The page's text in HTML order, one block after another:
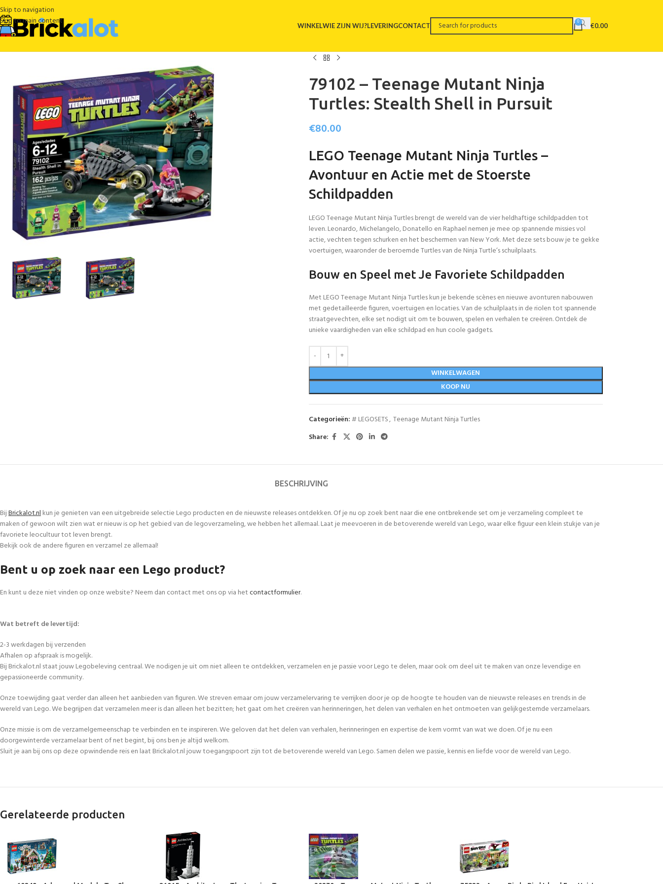
Skip to navigation
Skip to main content
WINKELWIE ZIJN WIJ?LEVERINGCONTACT 0 €0.00
79102 – Teenage Mutant Ninja
Turtles: Stealth Shell in Pursuit
€80.00
LEGO Teenage Mutant Ninja Turtles –
Avontuur en Actie met de Stoerste
Schildpadden
LEGO Teenage Mutant Ninja Turtles brengt de wereld van de vier heldhaftige schildpadden tot
leven. Leonardo, Michelangelo, Donatello en Raphael nemen je mee op spannende missies vol
actie, vechten tegen schurken en het beschermen van New York. Met deze sets bouw je te gekke
voertuigen, waaronder de beroemde Turtles van de Ninja Turtle’s schuilplaats.
Bouw en Speel met Je Favoriete Schildpadden
Met LEGO Teenage Mutant Ninja Turtles kun je bekende scènes en nieuwe avonturen nabouwen
met gedetailleerde figuren, voertuigen en locaties. Van de schuilplaats in de riolen tot spannende
straatgevechten, elke set nodigt uit om te bouwen, spelen en verhalen te creëren. Ontdek de
unieke vaardigheden van elke schildpad en hun coole gadgets.
WINKELWAGEN
KOOP NU
Categorieën:# LEGOSETS, Teenage Mutant Ninja Turtles
Share:
BESCHRIJVING
BijBrickalot.nlkun je genieten van een uitgebreide selectie Lego producten en de nieuwste releases ontdekken. Of je nu op zoek bent naar die ene ontbrekende set om je verzameling compleet te
maken of gewoon wilt zien wat er nieuw is op het gebied van de legoverzameling, we hebben het allemaal. Laat je meevoeren in de betoverende wereld van Lego, waar elke figuur een klein stukje van je
favoriete leocultuur tot leven brengt.
Bekijk ook de andere figuren en verzamel ze allemaal!
Bent u op zoek naar een Lego product?
En kunt u deze niet vinden op onze website? Neem dan contact met ons op via hetcontactformulier.
Wat betreft de levertijd:
2-3 werkdagen bij verzenden
Afhalen op afspraak is mogelijk.
Bij Brickalot.nl staat jouw Legobeleving centraal. We nodigen je uit om niet alleen te ontdekken, verzamelen en je passie voor Lego te delen, maar ook om deel uit te maken van onze levendige en
gepassioneerde community.
Onze toewijding gaat verder dan alleen het aanbieden van figuren. We streven ernaar om jouw verzamelervaring te verrijken door je op de hoogte te houden van de nieuwste releases en trends in de
wereld van Lego. We begrijpen dat verzamelen meer is dan alleen het bezitten; het gaat om het creëren van herinneringen, het delen van verhalen en het ontmoeten van gelijkgestemde verzamelaars.
Onze missie is om de verzamelgemeenschap te verbinden en te inspireren. We geloven dat het delen van verhalen, herinneringen en expertise de kern vormt van wat we doen. Of je nu een
doorgewinterde verzamelaar bent of net begint, bij ons ben je altijd welkom.
Sluit je aan bij ons op deze opwindende reis en laat Brickalot.nl jouw toegangspoort zijn tot de betoverende wereld van Lego. Samen delen we passie, kennis en liefde voor de wereld van Lego.
Gerelateerde producten